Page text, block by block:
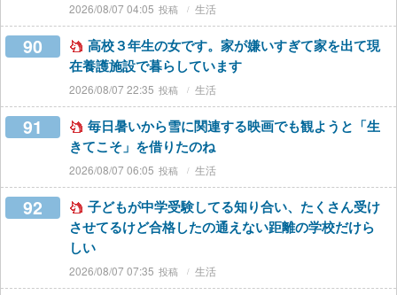
2026/08/07 04:05 生活
90
高校３年生の女です。家が嫌いすぎて家を出て現
在養護施設で暮らしています
2026/08/07 22:35 生活
91
毎日暑いから雪に関連する映画でも観ようと「生
きてこそ」を借りたのね
2026/08/07 06:05 生活
92
子どもが中学受験してる知り合い、たくさん受け
させてるけど合格したの通えない距離の学校だけら
しい
2026/08/07 07:35 生活